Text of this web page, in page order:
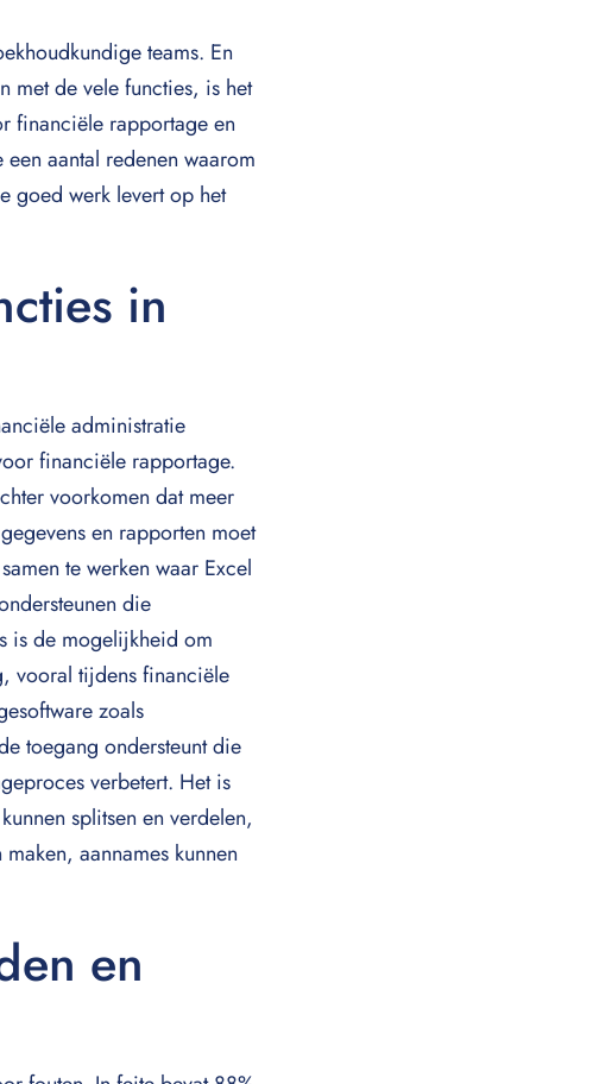
teams. En
met de vele functies, is het
financiële rapportage en
aantal redenen waarom
goed werk levert op het
in
administratie
financiële rapportage.
voorkomen dat meer
en rapporten moet
te werken waar Excel
die
is de mogelijkheid om
vooral tijdens financiële
zoals
toegang ondersteunt die
verbetert. Het is
splitsen en verdelen,
aannames kunnen
en